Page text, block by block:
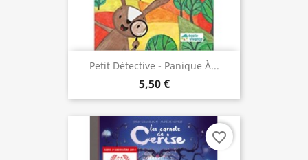
Petit Détective - Panique À...
5,50 €
favorite_border